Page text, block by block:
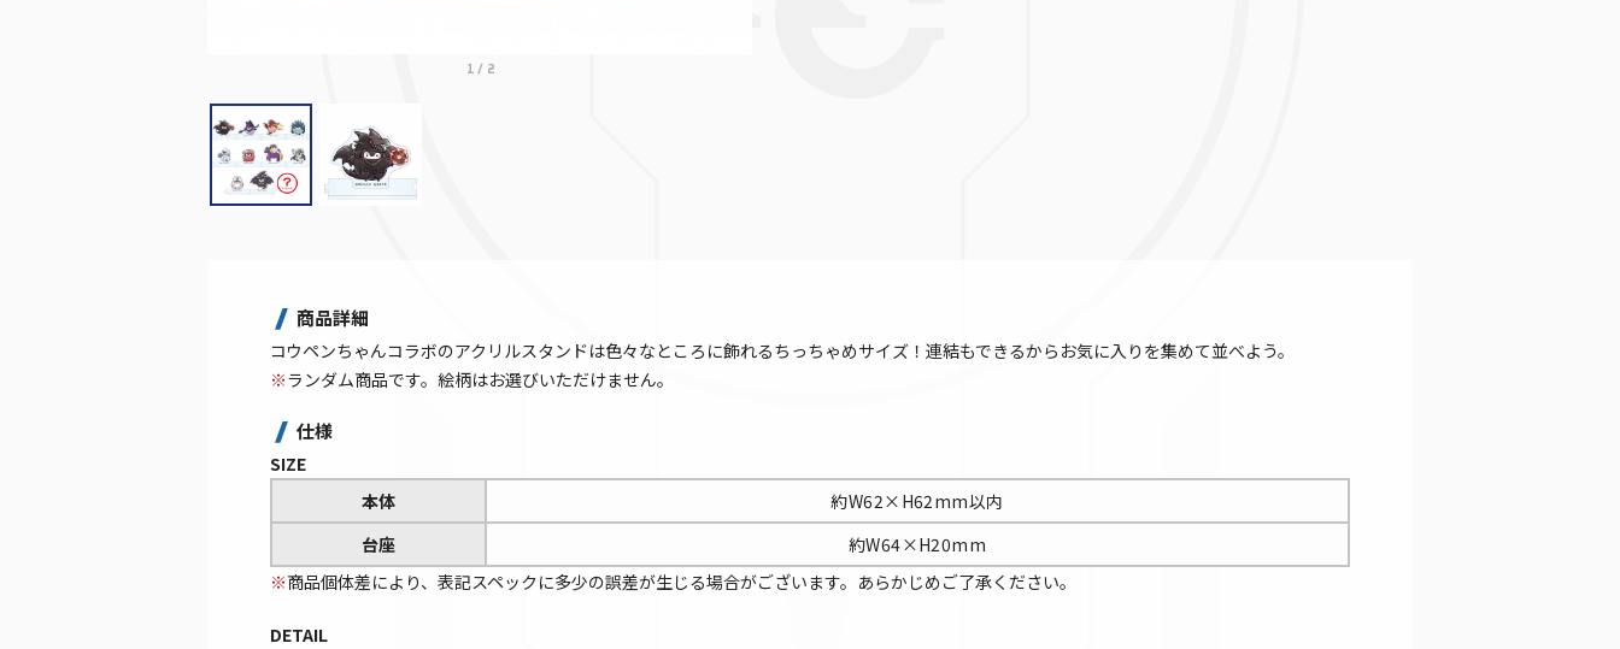
1/ 2
商品詳細
コウペンちゃんコラボのアクリルスタンドは色々なところに飾れるちっちゃめサイズ！連結もできるからお気に入りを集めて並べよう。
※ランダム商品です。絵柄はお選びいただけません。
仕様
SIZE
本体
約W62×H62mm以内
台座
約W64×H20mm
※商品個体差により、表記スペックに多少の誤差が生じる場合がございます。あらかじめご了承ください。
DETAIL